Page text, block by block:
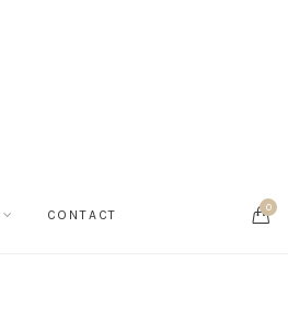
CONTACT 0